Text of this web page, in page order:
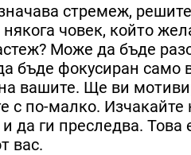
стремеж,
човек, който
Може да бъде
бъде фокусиран само
вашите. Ще ви
с по-малко.
да ги преследва.
вас.